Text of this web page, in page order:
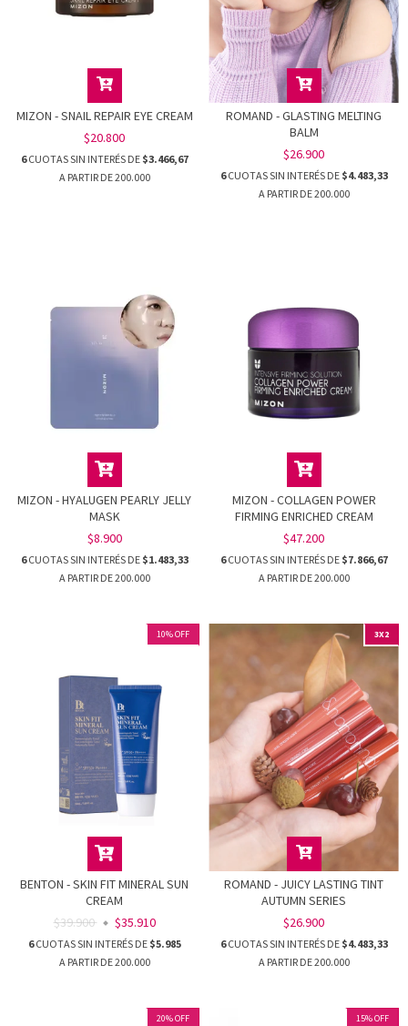
MIZON - SNAIL REPAIR EYE CREAM
$20.800
6CUOTAS SIN INTERÉS DE $3.466,67
ROMAND - GLASTING MELTING
BALM
$26.900
6CUOTAS SIN INTERÉS DE $4.483,33
MIZON - HYALUGEN PEARLY JELLY
MASK
$8.900
6CUOTAS SIN INTERÉS DE $1.483,33
MIZON - COLLAGEN POWER
FIRMING ENRICHED CREAM
$47.200
6CUOTAS SIN INTERÉS DE $7.866,67
10%OFF
BENTON - SKIN FIT MINERAL SUN
CREAM
$39.900
$35.910
6CUOTAS SIN INTERÉS DE $5.985
3X2
ROMAND - JUICY LASTING TINT
AUTUMN SERIES
$26.900
6CUOTAS SIN INTERÉS DE $4.483,33
20%OFF 15%OFF